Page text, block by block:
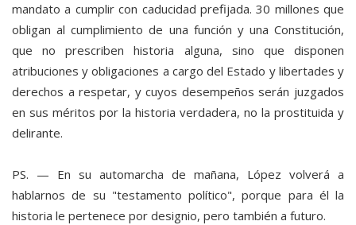
mandato a cumplir con caducidad prefijada. 30 millones que
obligan al cumplimiento de una función y una Constitución,
que no prescriben historia alguna, sino que disponen
atribuciones y obligaciones a cargo del Estado y libertades y
derechos a respetar, y cuyos desempeños serán juzgados
en sus méritos por la historia verdadera, no la prostituida y
delirante.
PS. — En su automarcha de mañana, López volverá a
hablarnos de su "testamento político", porque para él la
historia le pertenece por designio, pero también a futuro.